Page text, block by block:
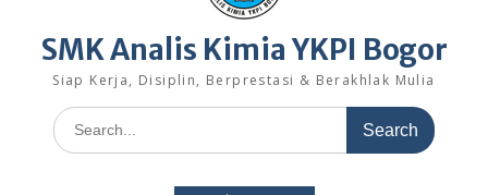
SMK Analis Kimia YKPI Bogor
Siap Kerja, Disiplin, Berprestasi & Berakhlak Mulia
Search
for: